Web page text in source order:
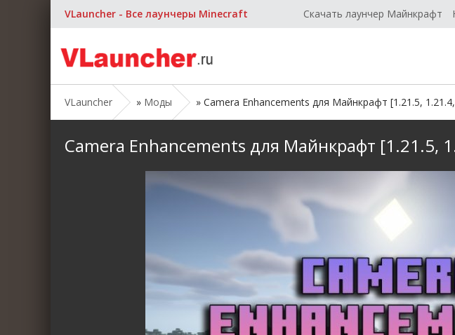
VLauncher - Все лаунчеры Minecraft Скачать лаунчер Майнкрафт
VLauncher » Моды » Camera Enhancements для Майнкрафт [1.21.5,
Camera Enhancements для Майнкрафт [1.21.5,